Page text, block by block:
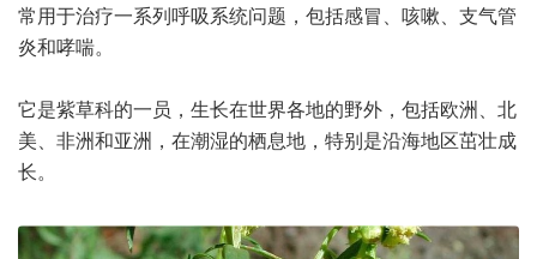
常用于治疗一系列呼吸系统问题，包括感冒、咳嗽、支气管
炎和哮喘。
它是紫草科的一员，生长在世界各地的野外，包括欧洲、北
美、非洲和亚洲，在潮湿的栖息地，特别是沿海地区茁壮成
长。